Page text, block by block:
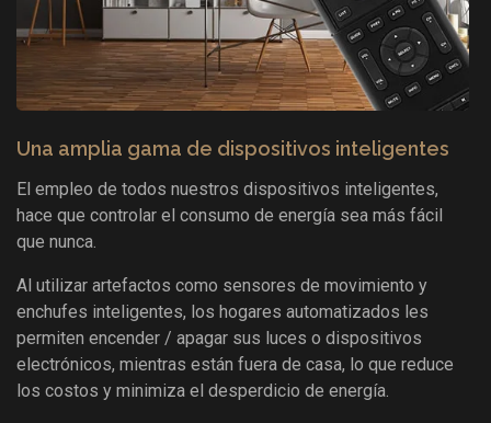
Una amplia gama de dispositivos inteligentes
El empleo de todos nuestros dispositivos inteligentes,
hace que controlar el consumo de energía sea más fácil
que nunca.
Al utilizar artefactos como sensores de movimiento y
enchufes inteligentes, los hogares automatizados les
permiten encender / apagar sus luces o dispositivos
electrónicos, mientras están fuera de casa, lo que reduce
los costos y minimiza el desperdicio de energía.